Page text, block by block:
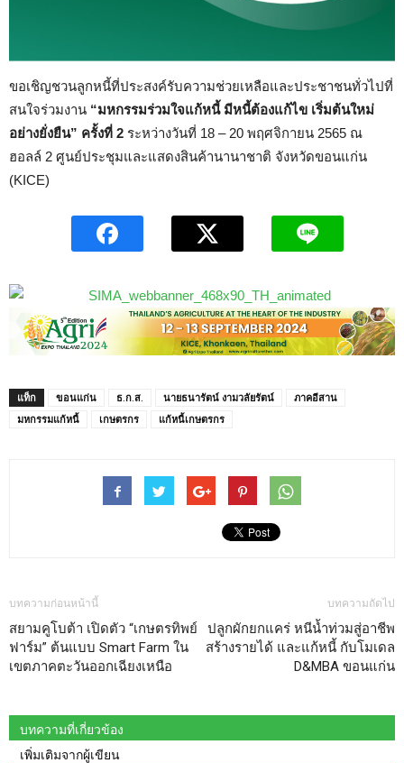
ขอเชิญชวนลูกหนี้ที่ประสงค์รับความช่วยเหลือและประชาชนทั่วไปที่
สนใจร่วมงาน “มหกรรมร่วมใจแก้หนี้ มีหนี้ต้องแก้ไข เริ่มต้นใหม่
อย่างยั่งยืน” ครั้งที่ 2 ระหว่างวันที่ 18 – 20 พฤศจิกายน 2565 ณ
ฮอลล์ 2 ศูนย์ประชุมและแสดงสินค้านานาชาติ จังหวัดขอนแก่น
(KICE)
แท็ก ขอนแก่น ธ.ก.ส. นายธนารัตน์ งามวลัยรัตน์
ภาคอีสาน
มหกรรมแก้หนี้
เกษตรกร แก้หนี้เกษตรกร
บทความก่อนหน้านี้
สยามคูโบต้า เปิดตัว “เกษตรทิพย์
ฟาร์ม” ต้นแบบ Smart Farm ใน
เขตภาคตะวันออกเฉียงเหนือ
บทความถัดไป
ปลูกผักยกแคร่ หนีน้ำท่วมสู่อาชีพ
สร้างรายได้ และแก้หนี้ กับโมเดล
D&MBA ขอนแก่น
บทความที่เกี่ยวข้อง
เพิ่มเติมจากผู้เขียน